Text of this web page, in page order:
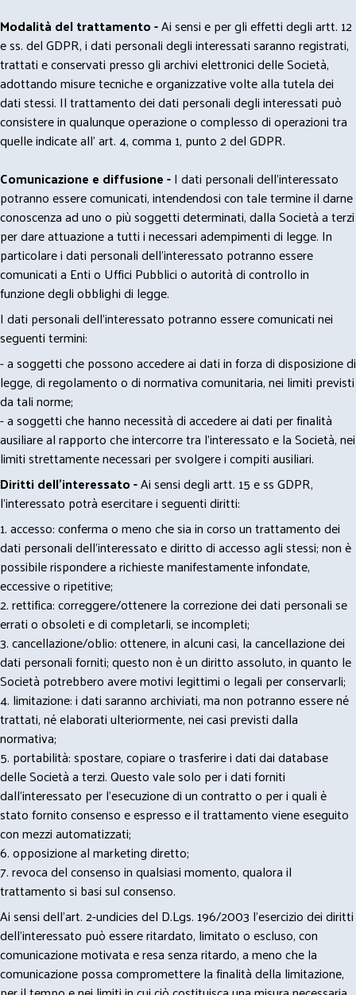
Modalità del trattamento -Ai sensi e per gli effetti degli artt. 12
e ss. del GDPR, i dati personali degli interessati saranno registrati,
trattati e conservati presso gli archivi elettronici delle Società,
adottando misure tecniche e organizzative volte alla tutela dei
dati stessi. Il trattamento dei dati personali degli interessati può
consistere in qualunque operazione o complesso di operazioni tra
quelle indicate all' art. 4, comma 1, punto 2 del GDPR.
Comunicazione e diffusione -I dati personali dell’interessato
potranno essere comunicati, intendendosi con tale termine il darne
conoscenza ad uno o più soggetti determinati, dalla Società a terzi
per dare attuazione a tutti i necessari adempimenti di legge. In
particolare i dati personali dell’interessato potranno essere
comunicati a Enti o Uffici Pubblici o autorità di controllo in
funzione degli obblighi di legge.
I dati personali dell’interessato potranno essere comunicati nei
seguenti termini:
- a soggetti che possono accedere ai dati in forza di disposizione di
legge, di regolamento o di normativa comunitaria, nei limiti previsti
da tali norme;
- a soggetti che hanno necessità di accedere ai dati per finalità
ausiliare al rapporto che intercorre tra l’interessato e la Società, nei
limiti strettamente necessari per svolgere i compiti ausiliari.
Diritti dell’interessato -Ai sensi degli artt. 15 e ss GDPR,
l’interessato potrà esercitare i seguenti diritti:
1. accesso: conferma o meno che sia in corso un trattamento dei
dati personali dell’interessato e diritto di accesso agli stessi; non è
possibile rispondere a richieste manifestamente infondate,
eccessive o ripetitive;
2. rettifica: correggere/ottenere la correzione dei dati personali se
errati o obsoleti e di completarli, se incompleti;
3. cancellazione/oblio: ottenere, in alcuni casi, la cancellazione dei
dati personali forniti; questo non è un diritto assoluto, in quanto le
Società potrebbero avere motivi legittimi o legali per conservarli;
4. limitazione: i dati saranno archiviati, ma non potranno essere né
trattati, né elaborati ulteriormente, nei casi previsti dalla
normativa;
5. portabilità: spostare, copiare o trasferire i dati dai database
delle Società a terzi. Questo vale solo per i dati forniti
dall’interessato per l’esecuzione di un contratto o per i quali è
stato fornito consenso e espresso e il trattamento viene eseguito
con mezzi automatizzati;
6. opposizione al marketing diretto;
7. revoca del consenso in qualsiasi momento, qualora il
trattamento si basi sul consenso.
Ai sensi dell’art. 2-undicies del D.Lgs. 196/2003 l’esercizio dei diritti
dell’interessato può essere ritardato, limitato o escluso, con
comunicazione motivata e resa senza ritardo, a meno che la
comunicazione possa compromettere la finalità della limitazione,